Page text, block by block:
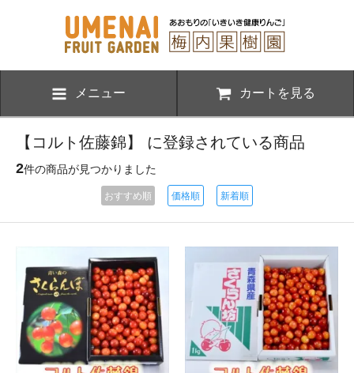
メニュー カートを見る
【コルト佐藤錦】 に登録されている商品
2件の商品が見つかりました
おすすめ順 価格順 新着順